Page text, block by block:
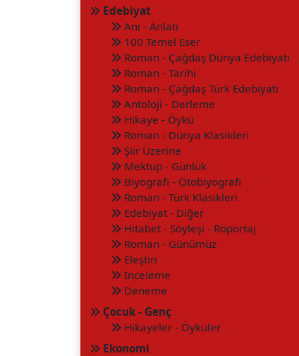
Edebiyat
Anı - Anlatı
100 Temel Eser
Roman - Çağdaş Dünya Edebiyatı
Roman - Tarihi
Roman - Çağdaş Türk Edebiyatı
Antoloji - Derleme
Hikaye - Öykü
Roman - Dünya Klasikleri
Şiir Üzerine
Mektup - Günlük
Biyografi - Otobiyografi
Roman - Türk Klasikleri
Edebiyat - Diğer
Hitabet - Söyleşi - Röportaj
Roman - Günümüz
Eleştiri
İnceleme
Deneme
Çocuk - Genç
Hikayeler - Öyküler
Ekonomi